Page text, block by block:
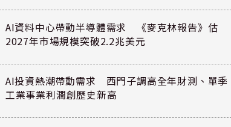
AI資料中心帶動半導體需求 《麥克林報告》估
2027年市場規模突破2.2兆美元
AI投資熱潮帶動需求 西門子調高全年財測、單季
工業事業利潤創歷史新高